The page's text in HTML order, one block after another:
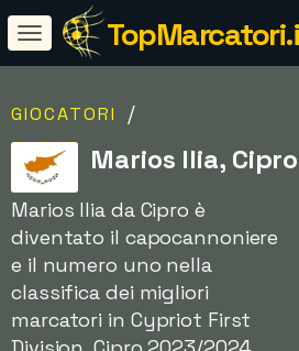
GIOCATORI /
Marios Ilia,
Marios Ilia da Cipro è
diventato il capocannoniere
e il numero uno nella
classifica dei migliori
marcatori in Cypriot First